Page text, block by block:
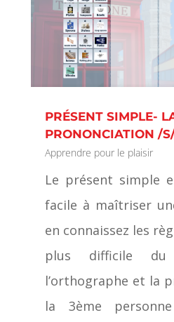
PRÉSENT SIMPLE-
PRONONCIATION /
Apprendre pour le plaisir
Le présent simple
facile à maîtriser
en connaissez les
plus difficile
l’orthographe et la
la 3ème